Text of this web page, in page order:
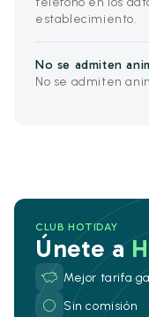
establecimiento.
No se admiten
No se admiten
CLUB HOTIDAY
Únete a
Mejor tarifa
Sin comisión